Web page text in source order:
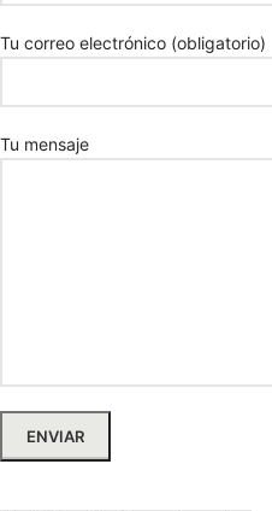
Tu correo electrónico (obligatorio)
Tu mensaje